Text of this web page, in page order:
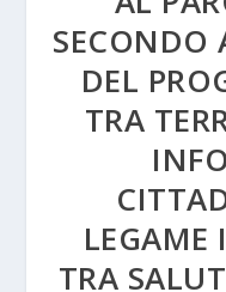
SECONDO
DEL
TRA
LEGAME
TRA